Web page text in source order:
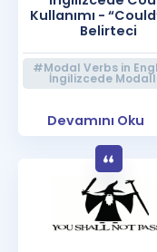
Kullanımı -
Belirteci
#Modal Verbs in
İngilizcede
Devamını Oku